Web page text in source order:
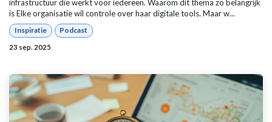
infrastructuur die werkt voor iedereen. Waarom dit thema zo belangrijk
is Elke organisatie wil controle over haar digitale tools. Maar w...
Inspiratie Podcast
23 sep. 2025